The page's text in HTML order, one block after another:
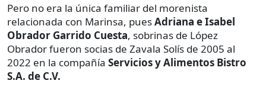
Pero no era la única familiar del morenista
relacionada con Marinsa, puesAdriana e Isabel
Obrador Garrido Cuesta, sobrinas de López
Obrador fueron socias de Zavala Solís de 2005 al
2022 en la compañía Servicios y Alimentos Bistro
S.A. de C.V.